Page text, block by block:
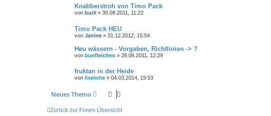
Knabberstroh von Timo Pack
von burli » 30.08.2011, 11:22
Timo Pack HEU
von Janine » 31.12.2012, 15:54
Heu wässern - Vorgaben, Richtlinien -> ?
von bueffelchen » 28.06.2011, 12:29
fruktan in der Heide
von liselotte » 04.03.2014, 19:53
Neues Thema
Zurück zur Foren-Übersicht